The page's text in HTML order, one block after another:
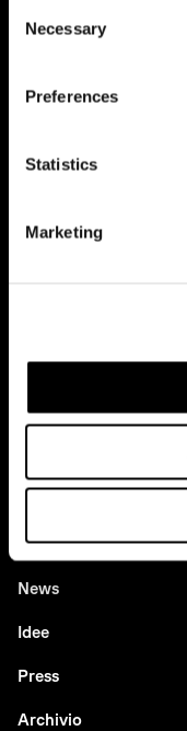
Selection
Necessary
Preferences
Statistics
Marketing
Riduci animazioni
Contatti
Casi studio
News
Idee
Press
Archivio